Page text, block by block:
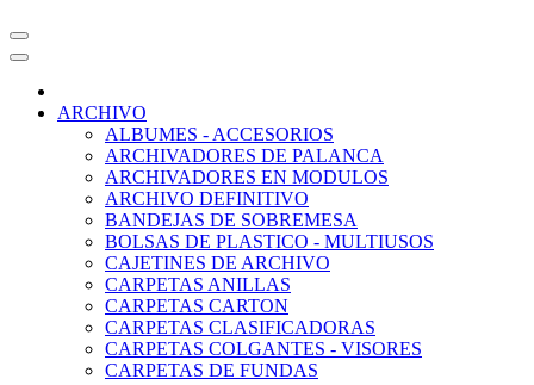
ARCHIVO
ALBUMES - ACCESORIOS
ARCHIVADORES DE PALANCA
ARCHIVADORES EN MODULOS
ARCHIVO DEFINITIVO
BANDEJAS DE SOBREMESA
BOLSAS DE PLASTICO - MULTIUSOS
CAJETINES DE ARCHIVO
CARPETAS ANILLAS
CARPETAS CARTON
CARPETAS CLASIFICADORAS
CARPETAS COLGANTES - VISORES
CARPETAS DE FUNDAS